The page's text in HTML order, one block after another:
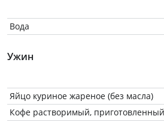
Вода
Ужин
Яйцо куриное жареное (без масла)
Кофе растворимый,